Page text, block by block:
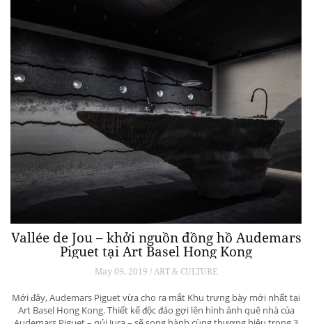
Vallée de Jou – khởi nguồn đồng hồ Audemars
Piguet tại Art Basel Hong Kong
May 09, 2019 / ART & CULTURE
Mới đây, Audemars Piguet vừa cho ra mắt Khu trưng bày mới nhất tại
Art Basel Hong Kong. Thiết kế độc đáo gợi lên hình ảnh quê nhà của